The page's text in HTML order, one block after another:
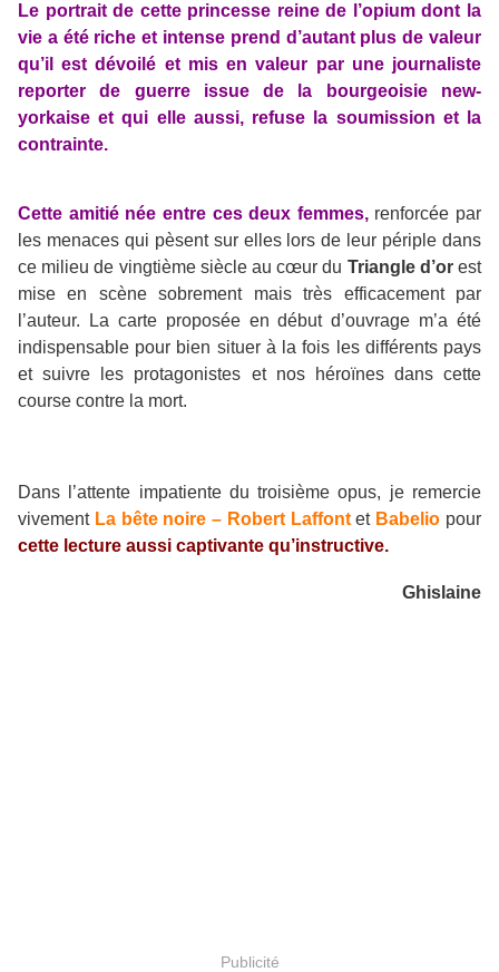
Le portrait de cette princesse reine de l’opium dont la
vie a été riche et intense prend d’autant plus de valeur
qu’il est dévoilé et mis en valeur par une journaliste
reporter de guerre issue de la bourgeoisie new-
yorkaise et qui elle aussi, refuse la soumission et la
contrainte.
Cette amitié née entre ces deux femmes,renforcée par
les menaces qui pèsent sur elles lors de leur périple dans
ce milieu de vingtième siècle au cœur du Triangle d’orest
mise en scène sobrement mais très efficacement par
l’auteur. La carte proposée en début d’ouvrage m’a été
indispensable pour bien situer à la fois les différents pays
et suivre les protagonistes et nos héroïnes dans cette
course contre la mort.
Dans l’attente impatiente du troisième opus, je remercie
vivement La bête noire – Robert Laffont et Babelio pour
cette lecture aussi captivante qu’instructive.
Ghislaine
Publicité